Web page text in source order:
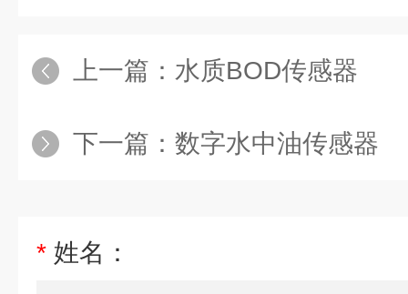
上一篇： 水质BOD传感器
下一篇： 数字水中油传感器
* 姓名：